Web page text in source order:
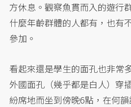
方休息。觀察魚貫而入的遊行
什麼年齡群體的人都有，也有
參加。
看起來還是學生的面孔也非常
外國面孔（幾乎都是白人）穿
紛席地而坐到傍晚6點，在何